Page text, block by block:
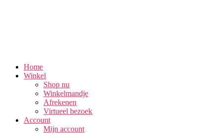
Home
Winkel
Shop nu
Winkelmandje
Afrekenen
Virtueel bezoek
Account
Mijn account